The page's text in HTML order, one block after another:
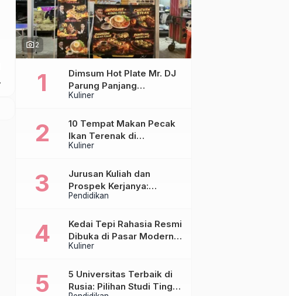
photo_camera2
Kuliner
Dimsum Hot Plate Mr. DJ
Parung Panjang
Luncurkan DJ Steak,
Orisinal di Atas Hot Plate
Kuliner
10 Tempat Makan Pecak
Ikan Terenak di
Tangerang & Jakarta,
Pendidikan
Jurusan Kuliah dan
Prospek Kerjanya:
Panduan Lengkap untuk
Kuliner
Kedai Tepi Rahasia Resmi
Dibuka di Pasar Modern
Sentraland Parung
Sambal Rempah Formula
Tepi Rahasia
5 Universitas Terbaik di
Rusia: Pilihan Studi Tinggi